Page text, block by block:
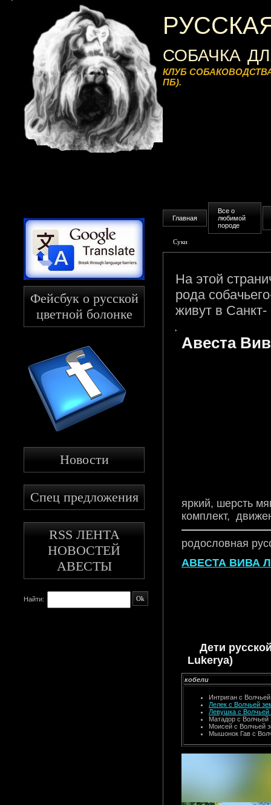
Фейсбук о русской
цветной болонке
Новости
Спец предложения
RSS ЛЕНТА
НОВОСТЕЙ
АВЕСТЫ
Найти:
собачка
КЛУБ
ПБ).
Главная
Все о
любимой
породе
Суки
На этой
рода
живут в Санкт-
Авеста
яркий, шерсть
комплект,
родословная
АВЕСТА ВИВА
Дети
Lukerya)
кобели
Интриган с
Лелек с Волчьей
Левушка с Волчьей
Матадор с Волчьей
Моисей с Волчьей
Мышонок Гав с